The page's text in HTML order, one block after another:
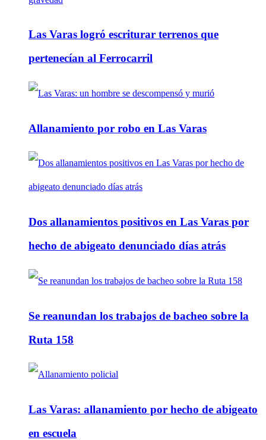
Las Varas logró escriturar terrenos que
pertenecían al Ferrocarril
Allanamiento por robo en Las Varas
Dos allanamientos positivos en Las Varas por
hecho de abigeato denunciado días atrás
Se reanundan los trabajos de bacheo sobre la
Ruta 158
Las Varas: allanamiento por hecho de abigeato
en escuela